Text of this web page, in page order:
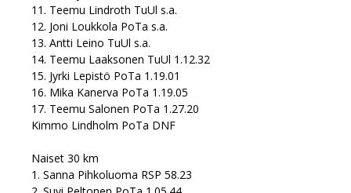
11. Teemu Lindroth TuUl s.a.
12. Joni Loukkola PoTa s.a.
13. Antti Leino TuUl s.a.
14. Teemu Laaksonen TuUl 1.12.32
15. Jyrki Lepistö PoTa 1.19.01
16. Mika Kanerva PoTa 1.19.05
17. Teemu Salonen PoTa 1.27.20
Kimmo Lindholm PoTa DNF
Naiset 30 km
1. Sanna Pihkoluoma RSP 58.23